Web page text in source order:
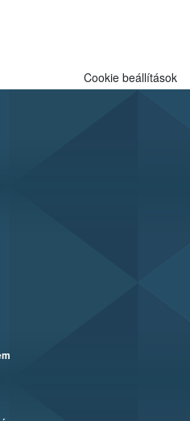
Cookie beállítások